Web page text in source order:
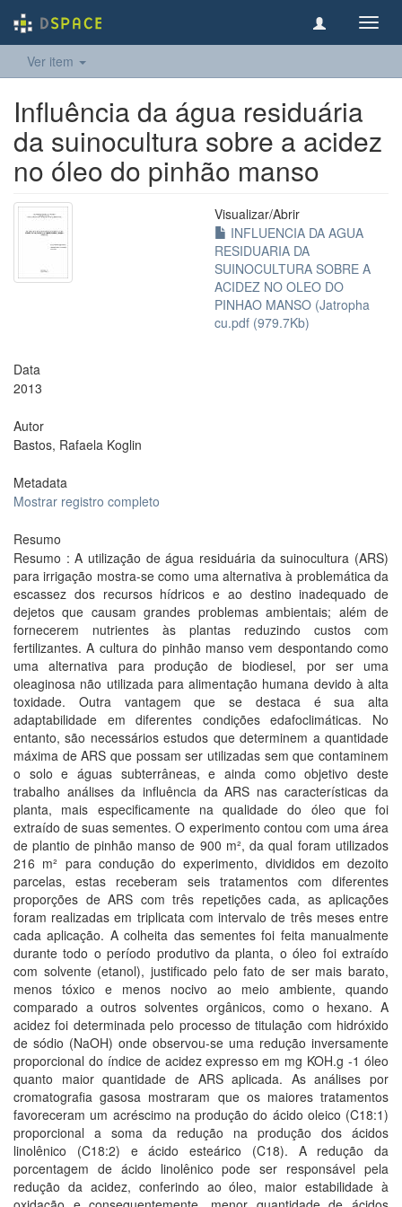
Ver item
Influência da água residuária
da suinocultura sobre a acidez
no óleo do pinhão manso
Visualizar/Abrir
INFLUENCIA DA AGUA
RESIDUARIA DA
SUINOCULTURA SOBRE A
ACIDEZ NO OLEO DO
PINHAO MANSO (Jatropha
cu.pdf (979.7Kb)
Data
2013
Autor
Bastos, Rafaela Koglin
Metadata
Mostrar registro completo
Resumo
Resumo : A utilização de água residuária da suinocultura (ARS)
para irrigação mostra-se como uma alternativa à problemática da
escassez dos recursos hídricos e ao destino inadequado de
dejetos que causam grandes problemas ambientais; além de
fornecerem nutrientes às plantas reduzindo custos com
fertilizantes. A cultura do pinhão manso vem despontando como
uma alternativa para produção de biodiesel, por ser uma
oleaginosa não utilizada para alimentação humana devido à alta
toxidade. Outra vantagem que se destaca é sua alta
adaptabilidade em diferentes condições edafoclimáticas. No
entanto, são necessários estudos que determinem a quantidade
máxima de ARS que possam ser utilizadas sem que contaminem
o solo e águas subterrâneas, e ainda como objetivo deste
trabalho análises da influência da ARS nas características da
planta, mais especificamente na qualidade do óleo que foi
extraído de suas sementes. O experimento contou com uma área
de plantio de pinhão manso de 900 m², da qual foram utilizados
216 m² para condução do experimento, divididos em dezoito
parcelas, estas receberam seis tratamentos com diferentes
proporções de ARS com três repetições cada, as aplicações
foram realizadas em triplicata com intervalo de três meses entre
cada aplicação. A colheita das sementes foi feita manualmente
durante todo o período produtivo da planta, o óleo foi extraído
com solvente (etanol), justificado pelo fato de ser mais barato,
menos tóxico e menos nocivo ao meio ambiente, quando
comparado a outros solventes orgânicos, como o hexano. A
acidez foi determinada pelo processo de titulação com hidróxido
de sódio (NaOH) onde observou-se uma redução inversamente
proporcional do índice de acidez expresso em mg KOH.g -1 óleo
quanto maior quantidade de ARS aplicada. As análises por
cromatografia gasosa mostraram que os maiores tratamentos
favoreceram um acréscimo na produção do ácido oleico (C18:1)
proporcional a soma da redução na produção dos ácidos
linolênico (C18:2) e ácido esteárico (C18). A redução da
porcentagem de ácido linolênico pode ser responsável pela
redução da acidez, conferindo ao óleo, maior estabilidade à